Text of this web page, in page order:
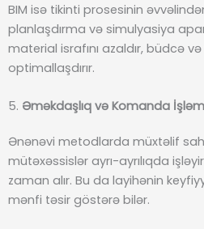
BIM isə tikinti prosesinin
planlaşdırma və simulyasiya
material israfını azaldır, büdcə
optimallaşdırır.
5. Əməkdaşlıq və Komanda
Ənənəvi metodlarda müxtəlif
mütəxəssislər ayrı-ayrılıqda
zaman alır. Bu da layihənin
mənfi təsir göstərə bilər.